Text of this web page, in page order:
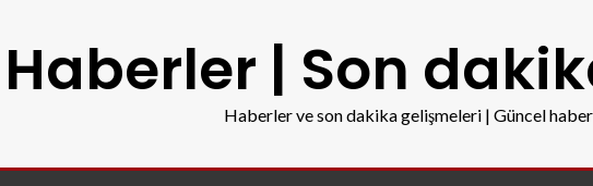
Haberler | Son
Haberler ve son dakika gelişmeleri | Güncel haber